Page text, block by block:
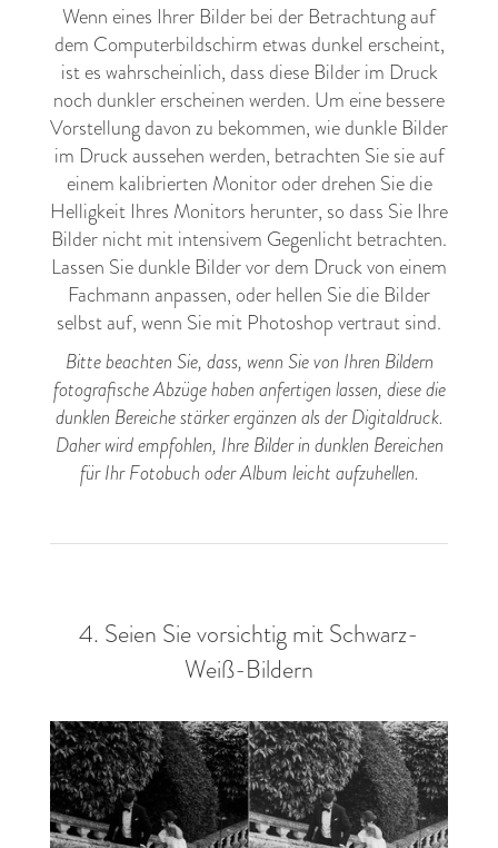
Wenn eines Ihrer Bilder bei der Betrachtung auf
dem Computerbildschirm etwas dunkel erscheint,
ist es wahrscheinlich, dass diese Bilder im Druck
noch dunkler erscheinen werden. Um eine bessere
Vorstellung davon zu bekommen, wie dunkle Bilder
im Druck aussehen werden, betrachten Sie sie auf
einem kalibrierten Monitor oder drehen Sie die
Helligkeit Ihres Monitors herunter, so dass Sie Ihre
Bilder nicht mit intensivem Gegenlicht betrachten.
Lassen Sie dunkle Bilder vor dem Druck von einem
Fachmann anpassen, oder hellen Sie die Bilder
selbst auf, wenn Sie mit Photoshop vertraut sind.
Bitte beachten Sie, dass, wenn Sie von Ihren Bildern
fotografische Abzüge haben anfertigen lassen, diese die
dunklen Bereiche stärker ergänzen als der Digitaldruck.
Daher wird empfohlen, Ihre Bilder in dunklen Bereichen
für Ihr Fotobuch oder Album leicht aufzuhellen.
4. Seien Sie vorsichtig mit Schwarz-
Weiß-Bildern